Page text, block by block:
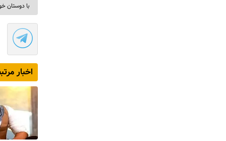
با دوستان
اخبار